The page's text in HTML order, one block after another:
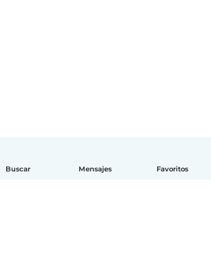
Buscar Mensajes Favoritos